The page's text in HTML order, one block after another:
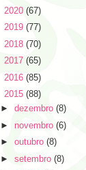
2020 (67)
2019 (77)
2018 (70)
2017 (65)
2016 (85)
2015 (88)
►dezembro(8)
► novembro(6)
►outubro(8)
►setembro(8)